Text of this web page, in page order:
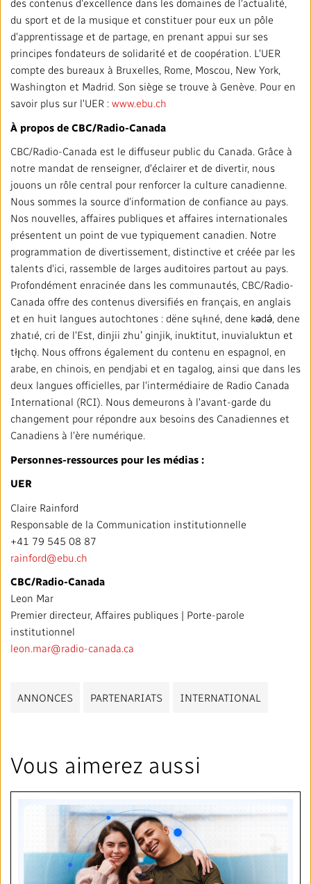
des contenus d'excellence dans les domaines de l'actualité,
du sport et de la musique et constituer pour eux un pôle
d'apprentissage et de partage, en prenant appui sur ses
principes fondateurs de solidarité et de coopération. L'UER
compte des bureaux à Bruxelles, Rome, Moscou, New York,
Washington et Madrid. Son siège se trouve à Genève. Pour en
savoir plus sur l'UER : www.ebu.ch
À propos de CBC/Radio-Canada
CBC/Radio-Canada est le diffuseur public du Canada. Grâce à
notre mandat de renseigner, d'éclairer et de divertir, nous
jouons un rôle central pour renforcer la culture canadienne.
Nous sommes la source d'information de confiance au pays.
Nos nouvelles, affaires publiques et affaires internationales
présentent un point de vue typiquement canadien. Notre
programmation de divertissement, distinctive et créée par les
talents d'ici, rassemble de larges auditoires partout au pays.
Profondément enracinée dans les communautés, CBC/Radio-
Canada offre des contenus diversifiés en français, en anglais
et en huit langues autochtones : dëne sųłıné, dene kǝdǝ́, dene
zhatıé, cri de l'Est, dinjii zhuʼ ginjik, inuktitut, inuvialuktun et
tłı̨chǫ. Nous offrons également du contenu en espagnol, en
arabe, en chinois, en pendjabi et en tagalog, ainsi que dans les
deux langues officielles, par l'intermédiaire de Radio Canada
International (RCI). Nous demeurons à l'avant-garde du
changement pour répondre aux besoins des Canadiennes et
Canadiens à l'ère numérique.
Personnes-ressources pour les médias :
UER
Claire Rainford
Responsable de la Communication institutionnelle
+41 79 545 08 87
rainford@ebu.ch
CBC/Radio-Canada
Leon Mar
Premier directeur, Affaires publiques | Porte-parole
institutionnel
leon.mar@radio-canada.ca
ANNONCES PARTENARIATS INTERNATIONAL
Vous aimerez aussi